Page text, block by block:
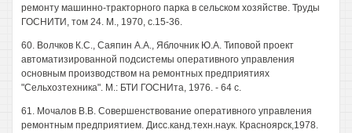
ремонту машинно-тракторного парка в сельском хозяйстве. Труды
ГОСНИТИ, том 24. М., 1970, с.15-36.
60. Волчков К.С., Саяпин A.A., Яблочник Ю.А. Типовой проект
автоматизированной подсистемы оперативного управления
основным производством на ремонтных предприятиях
"Сельхозтехника". М.: БТИ ГОСНИта, 1976. - 64 с.
61. Мочалов В.В. Совершенствование оперативного управления
ремонтным предприятием. Дисс.канд.техн.наук. Красноярск,1978.